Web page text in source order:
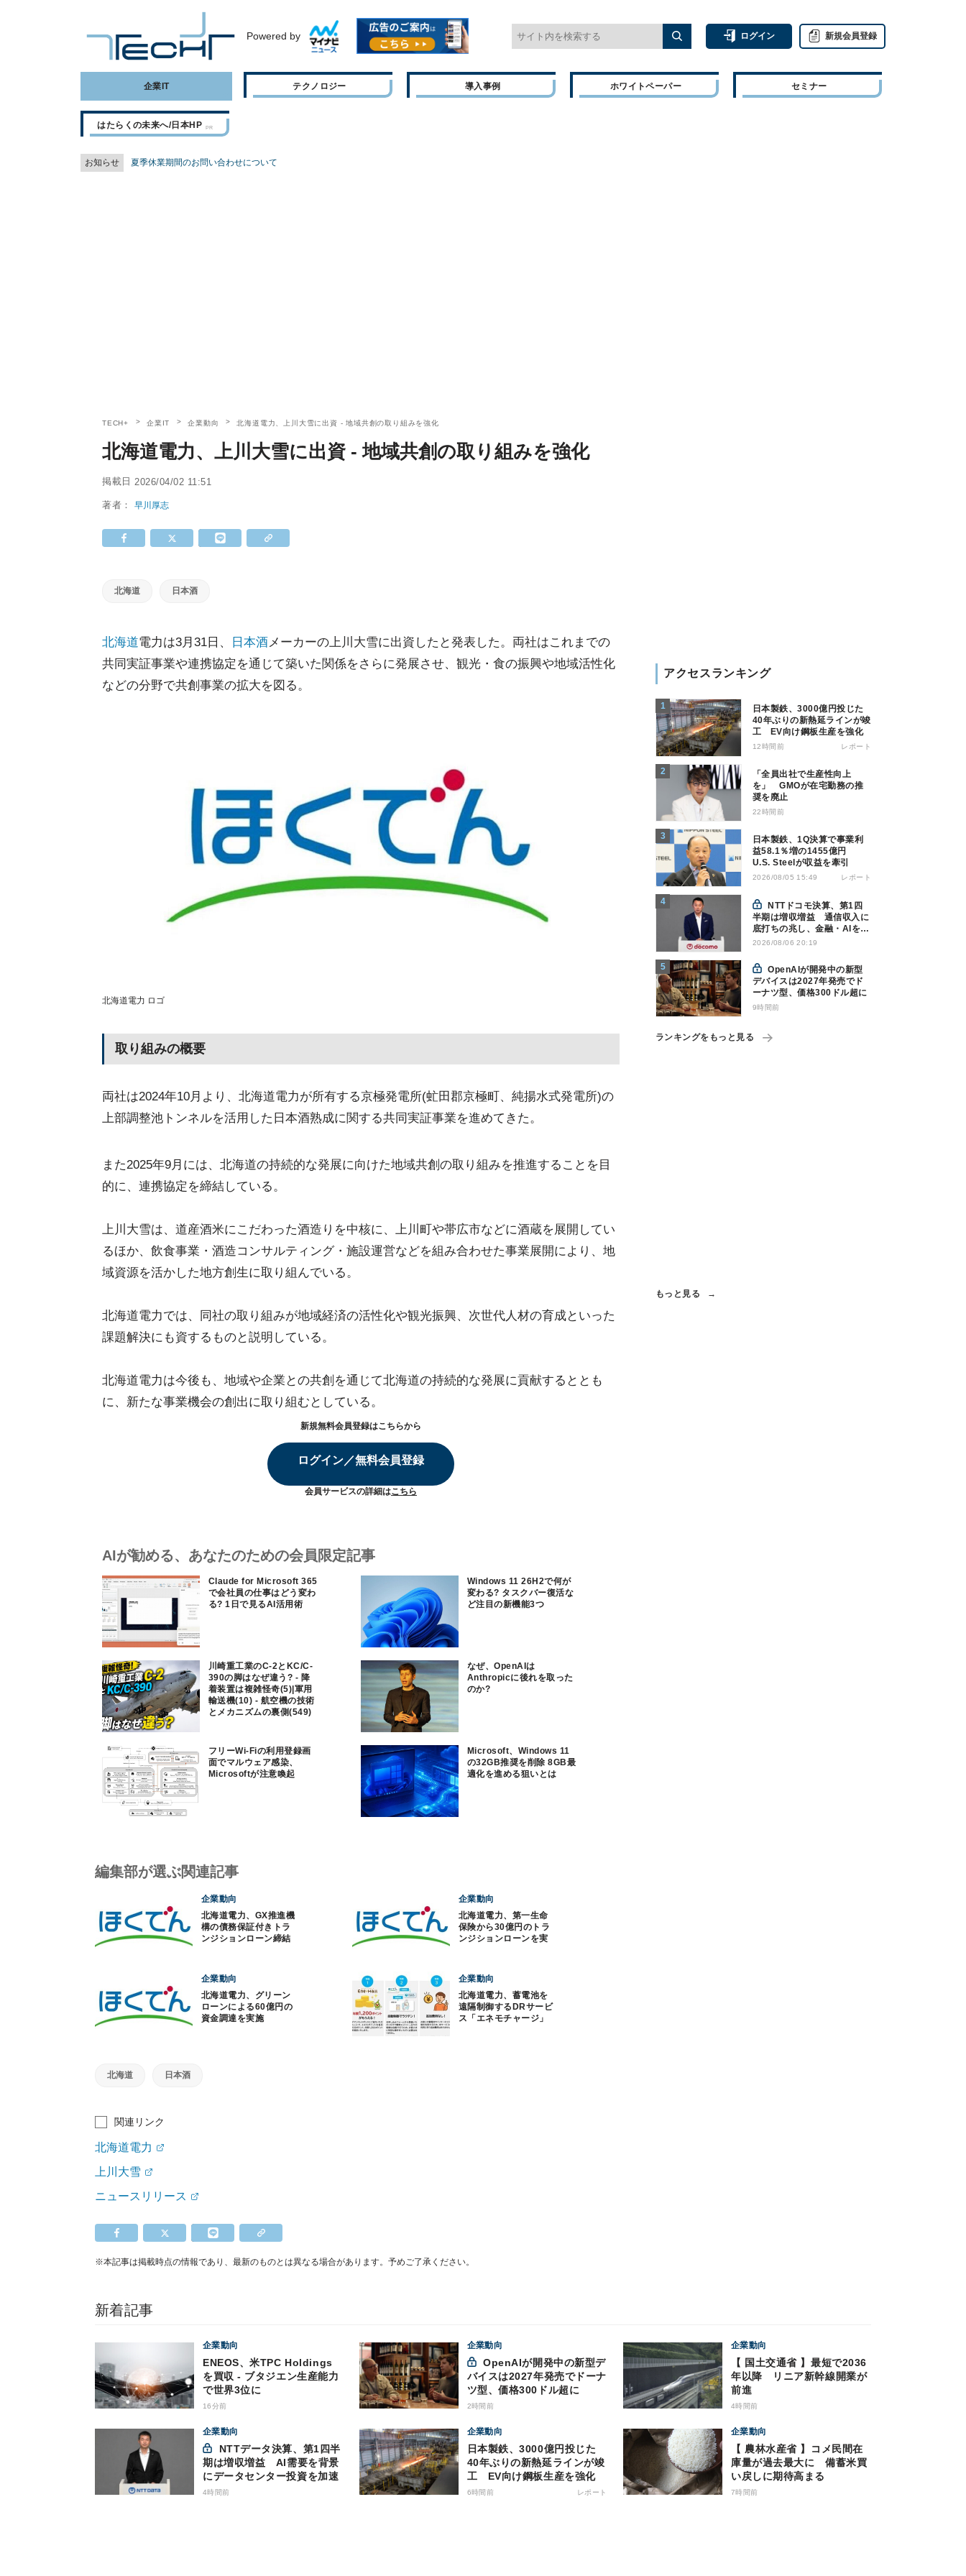
Powered by ログイン 新規会員登録
企業IT テクノロジー 導入事例 ホワイトペーパー セミナー
はたらくの未来へ/日本HP
お知らせ 夏季休業期間のお問い合わせについて
TECH+ 企業IT 企業動向 北海道電力、上川大雪に出資 - 地域共創の取り組みを強化
北海道電力、上川大雪に出資 - 地域共創の取り組みを強化
掲載日 2026/04/02 11:51
著者：早川厚志
北海道 日本酒
北海道電力は3月31日、 日本酒メーカーの上川大雪に出資したと発表した。両社はこれまでの
共同実証事業や連携協定を通じて築いた関係をさらに発展させ、観光・食の振興や地域活性化
などの分野で共創事業の拡大を図る。
北海道電力 ロゴ
取り組みの概要
両社は2024年10月より、北海道電力が所有する京極発電所(虻田郡京極町、純揚水式発電所)の
上部調整池トンネルを活用した日本酒熟成に関する共同実証事業を進めてきた。
また2025年9月には、北海道の持続的な発展に向けた地域共創の取り組みを推進することを目
的に、連携協定を締結している。
上川大雪は、道産酒米にこだわった酒造りを中核に、上川町や帯広市などに酒蔵を展開してい
るほか、飲食事業・酒造コンサルティング・施設運営などを組み合わせた事業展開により、地
域資源を活かした地方創生に取り組んでいる。
北海道電力では、同社の取り組みが地域経済の活性化や観光振興、次世代人材の育成といった
課題解決にも資するものと説明している。
北海道電力は今後も、地域や企業との共創を通じて北海道の持続的な発展に貢献するととも
に、新たな事業機会の創出に取り組むとしている。
新規無料会員登録はこちらから
ログイン／無料会員登録
会員サービスの詳細はこちら
AIが勧める、あなたのための会員限定記事
Claude for Microsoft 365
で会社員の仕事はどう変わ
る? 1日で見るAI活用術
Windows 11 26H2で何が
変わる? タスクバー復活な
ど注目の新機能3つ
川崎重工業のC-2とKC/C-
390の脚はなぜ違う? - 降
着装置は複雑怪奇(5)|軍用
輸送機(10) - 航空機の技術
とメカニズムの裏側(549)
なぜ、OpenAIは
Anthropicに後れを取った
のか?
フリーWi-Fiの利用登録画
面でマルウェア感染、
Microsoftが注意喚起
Microsoft、Windows 11
の32GB推奨を削除 8GB最
適化を進める狙いとは
アクセスランキング
日本製鉄、3000億円投じた
40年ぶりの新熱延ラインが竣
工 EV向け鋼板生産を強化
12時間前 レポート
「全員出社で生産性向上
を」 GMOが在宅勤務の推
奨を廃止
22時間前
日本製鉄、1Q決算で事業利
益58.1％増の1455億円
U.S. Steelが収益を牽引
2026/08/05 15:49 レポート
半期は増収増益 通信収入に
底打ちの兆し、金融・AIを強
化
2026/08/06 20:19
OpenAIが開発中の新型
デバイスは2027年発売でド
ーナツ型、価格300ドル超に
9時間前
ランキングをもっと見る
もっと見る
編集部が選ぶ関連記事
企業動向
北海道電力、GX推進機
構の債務保証付きトラ
ンジションローン締結
企業動向
北海道電力、第一生命
保険から30億円のトラ
ンジションローンを実
企業動向
北海道電力、グリーン
ローンによる60億円の
資金調達を実施
企業動向
北海道電力、蓄電池を
遠隔制御するDRサービ
ス「エネモチャージ」
北海道 日本酒
関連リンク
北海道電力
上川大雪
ニュースリリース
※本記事は掲載時点の情報であり、最新のものとは異なる場合があります。予めご了承ください。
新着記事
企業動向
ENEOS、米TPC Holdings
を買収 - ブタジエン生産能力
で世界3位に
16分前
企業動向
OpenAIが開発中の新型デ
バイスは2027年発売でドーナ
ツ型、価格300ドル超に
2時間前
企業動向
【 国土交通省 】最短で2036
年以降 リニア新幹線開業が
前進
4時間前
企業動向
期は増収増益 AI需要を背景
にデータセンター投資を加速
4時間前
企業動向
日本製鉄、3000億円投じた
40年ぶりの新熱延ラインが竣
工 EV向け鋼板生産を強化
6時間前 レポート
企業動向
【 農林水産省 】コメ民間在
庫量が過去最大に 備蓄米買
い戻しに期待高まる
7時間前